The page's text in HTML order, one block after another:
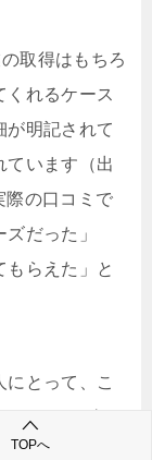
取得はもちろ
くれるケース
が明記されて
ています（出
際の口コミで
だった」
もらえた」と
とって、こ
ることは何よ
環境がある
TOPへ